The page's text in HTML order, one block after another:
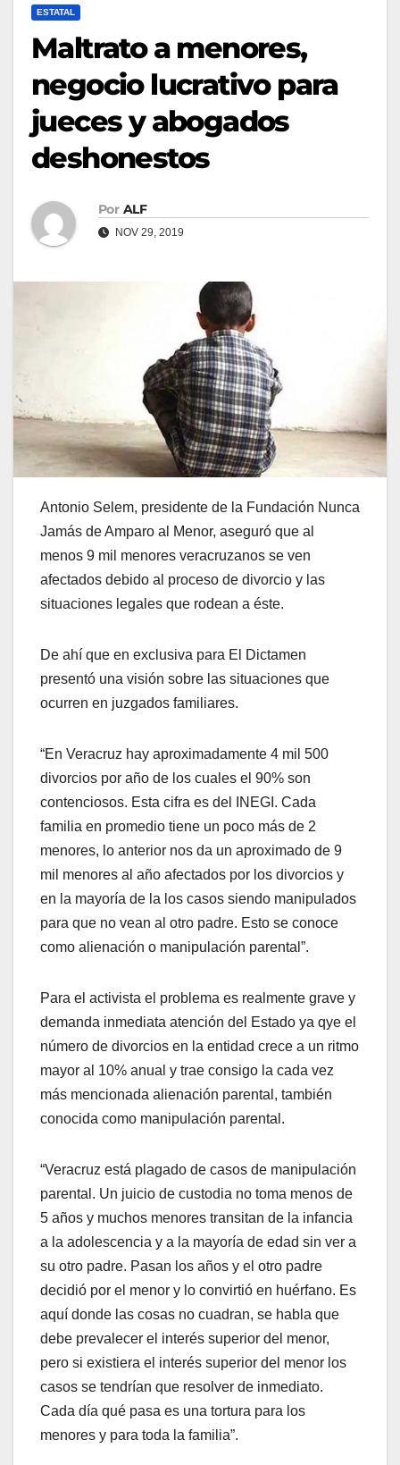
ESTATAL
Maltrato a menores,
negocio lucrativo para
jueces y abogados
deshonestos
Por ALF
NOV 29, 2019
Antonio Selem, presidente de la Fundación Nunca
Jamás de Amparo al Menor, aseguró que al
menos 9 mil menores veracruzanos se ven
afectados debido al proceso de divorcio y las
situaciones legales que rodean a éste.
De ahí que en exclusiva para El Dictamen
presentó una visión sobre las situaciones que
ocurren en juzgados familiares.
“En Veracruz hay aproximadamente 4 mil 500
divorcios por año de los cuales el 90% son
contenciosos. Esta cifra es del INEGI. Cada
familia en promedio tiene un poco más de 2
menores, lo anterior nos da un aproximado de 9
mil menores al año afectados por los divorcios y
en la mayoría de la los casos siendo manipulados
para que no vean al otro padre. Esto se conoce
como alienación o manipulación parental”.
Para el activista el problema es realmente grave y
demanda inmediata atención del Estado ya qye el
número de divorcios en la entidad crece a un ritmo
mayor al 10% anual y trae consigo la cada vez
más mencionada alienación parental, también
conocida como manipulación parental.
“Veracruz está plagado de casos de manipulación
parental. Un juicio de custodia no toma menos de
5 años y muchos menores transitan de la infancia
a la adolescencia y a la mayoría de edad sin ver a
su otro padre. Pasan los años y el otro padre
decidió por el menor y lo convirtió en huérfano. Es
aquí donde las cosas no cuadran, se habla que
debe prevalecer el interés superior del menor,
pero si existiera el interés superior del menor los
casos se tendrían que resolver de inmediato.
Cada día qué pasa es una tortura para los
menores y para toda la familia”.